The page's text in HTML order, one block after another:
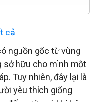
cả
nguồn gốc từ vùng
sở hữu cho mình một
Tuy nhiên, đây lại là
yêu thích giống